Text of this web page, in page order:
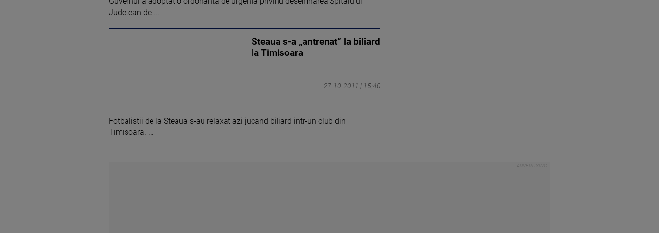
Judetean de ...
27-10-2011 | 15:40
Steaua s-a „antrenat” la biliard
la Timisoara
Fotbalistii de la Steaua s-au relaxat azi jucand biliard intr-un club din
Timisoara. ...